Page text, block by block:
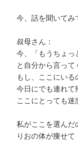
今、話を聞いてみ
叔母さん：
今、「もうちょっ
と自分から言って
もし、ここにいる
今日にでも連れて
ここにとっても迷
私がここを選んだ
りおの体が痩せて